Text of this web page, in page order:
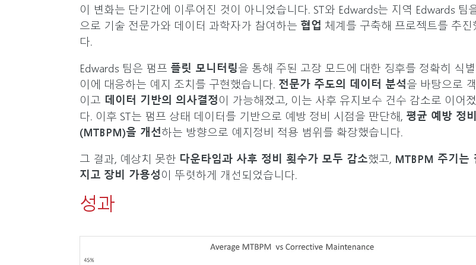
이 변화는 단기간에 이루어진 것이 아니었습니다. ST와 Edwards는 지역 Edwards 팀
으로 기술 전문가와 데이터 과학자가 참여하는 협업 체계를 구축해 프로젝트를 추진
다.
Edwards 팀은 펌프 플릿 모니터링을 통해 주된 고장 모드에 대한 징후를 정확히 식별
이에 대응하는 예지 조치를 구현했습니다. 전문가 주도의 데이터 분석을 바탕으로
이고 데이터 기반의 의사결정이 가능해졌고, 이는 사후 유지보수 건수 감소로 이어
다. 이후 ST는 펌프 상태 데이터를 기반으로 예방 정비 시점을 판단해, 평균 예방 정
(MTBPM)을 개선하는 방향으로 예지정비 적용 범위를 확장했습니다.
그 결과, 예상치 못한 다운타임과 사후 정비 횟수가 모두 감소했고, MTBPM 주기는
지고 장비 가용성이 뚜렷하게 개선되었습니다.
성과